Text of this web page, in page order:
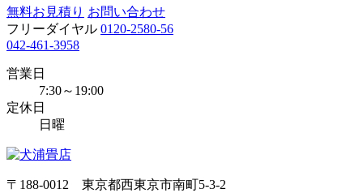
無料お見積り お問い合わせ
フリーダイヤル 0120-2580-56
042-461-3958
営業日
7:30～19:00
定休日
日曜
〒188-0012 東京都西東京市南町5-3-2